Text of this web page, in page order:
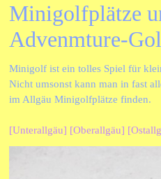
Minigolfplätze
Advenmture-
Minigolf ist ein tolles Spiel für
Nicht umsonst kann man in fast
im Allgäu Minigolfplätze finden.
[Unterallgäu] [Oberallgäu]